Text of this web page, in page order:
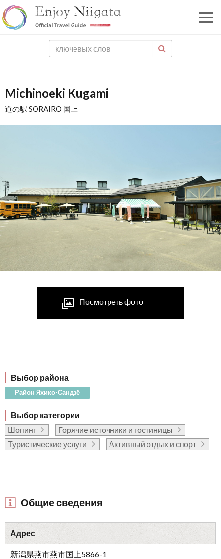
Michinoeki Kugami
道の駅 SORAIRO 国上
Посмотреть фото
Выбор района
Район Яхико-Сандзё
Выбор категории
Шопинг
Горячие источники и гостиницы
Туристические услуги
Активный отдых и спорт
Общие сведения
Адрес
新潟県燕市燕市国上5866-1